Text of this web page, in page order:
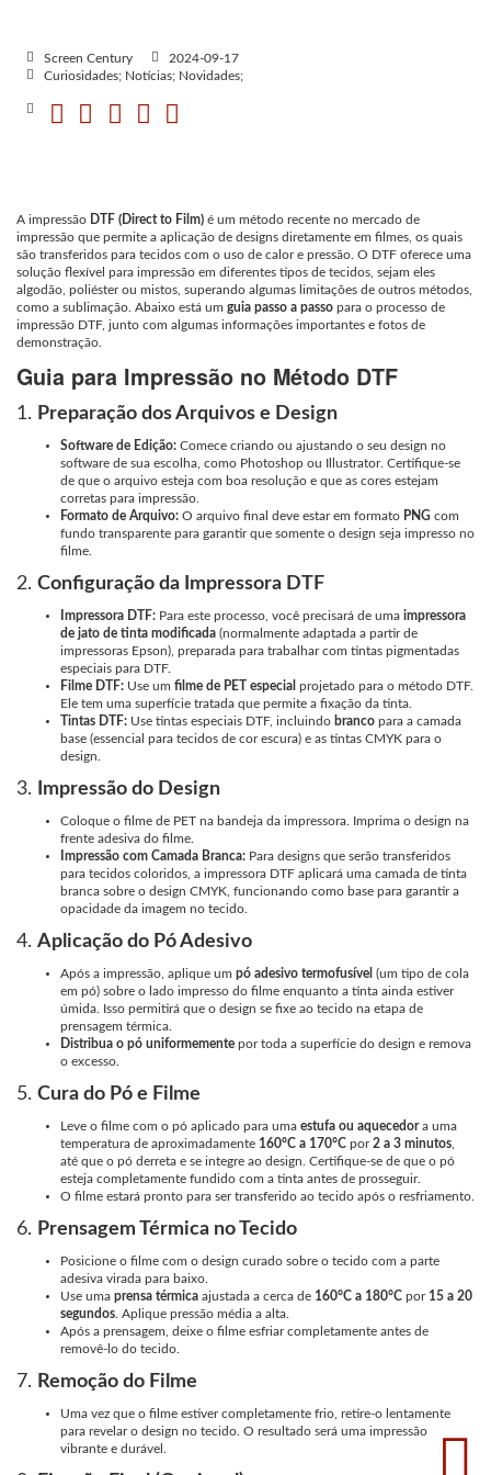
Screen Century
2024-09-17
Curiosidades; Notícias; Novidades;
A impressão DTF (Direct to Film) é um método recente no mercado de
impressão que permite a aplicação de designs diretamente em filmes, os quais
são transferidos para tecidos com o uso de calor e pressão. O DTF oferece uma
solução flexível para impressão em diferentes tipos de tecidos, sejam eles
algodão, poliéster ou mistos, superando algumas limitações de outros métodos,
como a sublimação. Abaixo está um guia passo a passo para o processo de
impressão DTF, junto com algumas informações importantes e fotos de
demonstração.
Guia para Impressão no Método DTF
1. Preparação dos Arquivos e Design
Software de Edição: Comece criando ou ajustando o seu design no
software de sua escolha, como Photoshop ou Illustrator. Certifique-se
de que o arquivo esteja com boa resolução e que as cores estejam
corretas para impressão.
Formato de Arquivo: O arquivo final deve estar em formato PNG com
fundo transparente para garantir que somente o design seja impresso no
filme.
2. Configuração da Impressora DTF
Impressora DTF: Para este processo, você precisará de uma impressora
de jato de tinta modificada (normalmente adaptada a partir de
impressoras Epson), preparada para trabalhar com tintas pigmentadas
especiais para DTF.
Filme DTF: Use um filme de PET especial projetado para o método DTF.
Ele tem uma superfície tratada que permite a fixação da tinta.
Tintas DTF: Use tintas especiais DTF, incluindo branco para a camada
base (essencial para tecidos de cor escura) e as tintas CMYK para o
design.
3. Impressão do Design
Coloque o filme de PET na bandeja da impressora. Imprima o design na
frente adesiva do filme.
Impressão com Camada Branca: Para designs que serão transferidos
para tecidos coloridos, a impressora DTF aplicará uma camada de tinta
branca sobre o design CMYK, funcionando como base para garantir a
opacidade da imagem no tecido.
4. Aplicação do Pó Adesivo
Após a impressão, aplique um pó adesivo termofusível (um tipo de cola
em pó) sobre o lado impresso do filme enquanto a tinta ainda estiver
úmida. Isso permitirá que o design se fixe ao tecido na etapa de
prensagem térmica.
Distribua o pó uniformemente por toda a superfície do design e remova
o excesso.
5. Cura do Pó e Filme
Leve o filme com o pó aplicado para uma estufa ou aquecedora uma
temperatura de aproximadamente 160°C a 170°C por2 a 3 minutos
até que o pó derreta e se integre ao design. Certifique-se de que o pó
esteja completamente fundido com a tinta antes de prosseguir.
O filme estará pronto para ser transferido ao tecido após o resfriamento.
6. Prensagem Térmica no Tecido
Posicione o filme com o design curado sobre o tecido com a parte
adesiva virada para baixo.
Use uma prensa térmica ajustada a cerca de 160°C a 180°C por 15 a 20
segundos . Aplique pressão média a alta.
Após a prensagem, deixe o filme esfriar completamente antes de
removê-lo do tecido.
7. Remoção do Filme
Uma vez que o filme estiver completamente frio, retire-o lentamente
para revelar o design no tecido. O resultado será uma impressão
vibrante e durável.